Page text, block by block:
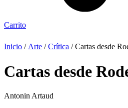
Carrito
Inicio / Arte /Crítica / Cartas desde
Cartas desde
Antonin Artaud